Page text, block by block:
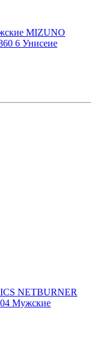
MIZUNO
6 Унисеие
NETBURNER
Мужские